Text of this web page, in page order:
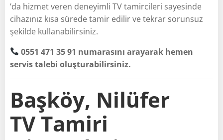
’da hizmet veren deneyimli TV tamircileri sayesinde
cihazınız kısa sürede tamir edilir ve tekrar sorunsuz
şekilde kullanabilirsiniz.
0551 471 35 91 numarasını arayarak hemen
servis talebi oluşturabilirsiniz.
Başköy, Nilüfer
TV Tamiri